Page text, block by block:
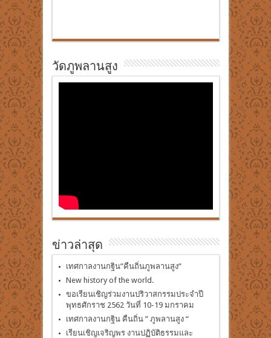
วัดภูพลานสูง
ข่าวล่าสุด
เทศกาลงานกฐิน”คืนถิ่นภูพลานสูง”
New history of the world.
ขอเรียนเชิญร่วมงานปริวาสกรรมประจำปี
พุทธศักราช 2562 วันที่ 10-19 มกราคม
เทศกาลงานกฐิน คืนถิ่น ” ภูพลานสูง “
เรียนเชิญเจริญพร งานปฏิบัติธรรมและ